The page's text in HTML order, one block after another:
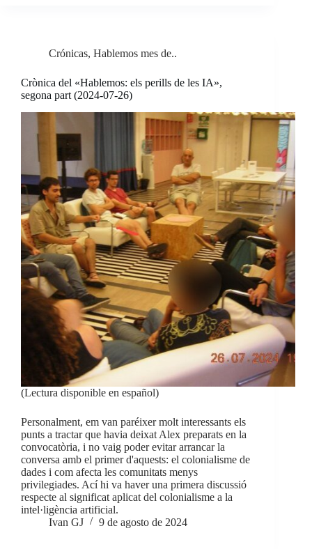
Crónicas, Hablemos mes de..
Crònica del «Hablemos: els perills de les IA»,
segona part (2024-07-26)
(Lectura disponible en español)
Personalment, em van paréixer molt interessants els
punts a tractar que havia deixat Alex preparats en la
convocatòria, i no vaig poder evitar arrancar la
conversa amb el primer d'aquests: el colonialisme de
dades i com afecta les comunitats menys
privilegiades. Ací hi va haver una primera discussió
respecte al significat aplicat del colonialisme a la
intel·ligència artificial.
Ivan GJ
9 de agosto de 2024